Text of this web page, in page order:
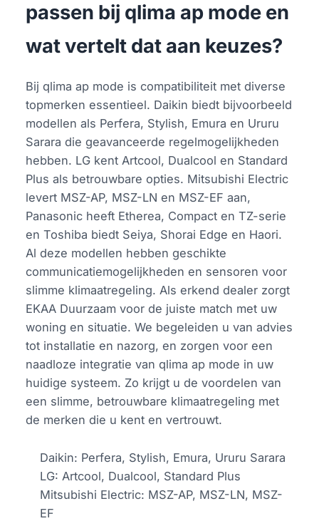
passen bij qlima ap mode en
wat vertelt dat aan keuzes?
Bij qlima ap mode is compatibiliteit met diverse
topmerken essentieel. Daikin biedt bijvoorbeeld
modellen als Perfera, Stylish, Emura en Ururu
Sarara die geavanceerde regelmogelijkheden
hebben. LG kent Artcool, Dualcool en Standard
Plus als betrouwbare opties. Mitsubishi Electric
levert MSZ-AP, MSZ-LN en MSZ-EF aan,
Panasonic heeft Etherea, Compact en TZ-serie
en Toshiba biedt Seiya, Shorai Edge en Haori.
Al deze modellen hebben geschikte
communicatiemogelijkheden en sensoren voor
slimme klimaatregeling. Als erkend dealer zorgt
EKAA Duurzaam voor de juiste match met uw
woning en situatie. We begeleiden u van advies
tot installatie en nazorg, en zorgen voor een
naadloze integratie van qlima ap mode in uw
huidige systeem. Zo krijgt u de voordelen van
een slimme, betrouwbare klimaatregeling met
de merken die u kent en vertrouwt.
Daikin: Perfera, Stylish, Emura, Ururu Sarara
LG: Artcool, Dualcool, Standard Plus
Mitsubishi Electric: MSZ-AP, MSZ-LN, MSZ-
EF